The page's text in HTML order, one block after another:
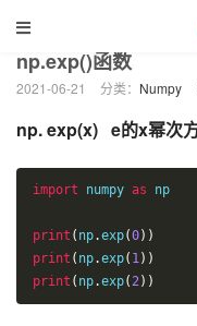
当前位置：
np.exp()函数
2021-06-21 分类： Numpy
np. exp(x) e的x幂次
import numpy as np
print ( np.exp(0))
print ( np.exp( 1))
print ( np.exp(2))